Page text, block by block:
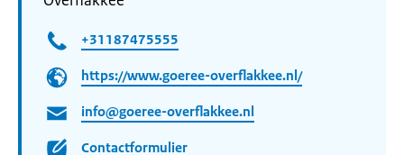
+31187475555
https://www.goeree-overflakkee.nl/
info@goeree-overflakkee.nl
Contactformulier